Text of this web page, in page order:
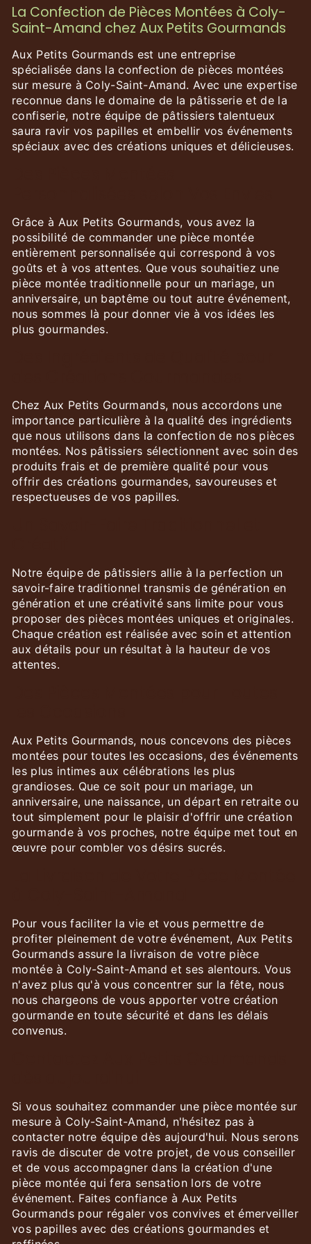
La Confection de Pièces Montées à Coly-
Saint-Amand chez Aux Petits Gourmands
Aux Petits Gourmands est une entreprise
spécialisée dans la confection de pièces montées
sur mesure à Coly-Saint-Amand. Avec une expertise
reconnue dans le domaine de la pâtisserie et de la
confiserie, notre équipe de pâtissiers talentueux
saura ravir vos papilles et embellir vos événements
spéciaux avec des créations uniques et délicieuses.
Grâce à Aux Petits Gourmands, vous avez la
possibilité de commander une pièce montée
entièrement personnalisée qui correspond à vos
goûts et à vos attentes. Que vous souhaitiez une
pièce montée traditionnelle pour un mariage, un
anniversaire, un baptême ou tout autre événement,
nous sommes là pour donner vie à vos idées les
plus gourmandes.
Chez Aux Petits Gourmands, nous accordons une
importance particulière à la qualité des ingrédients
que nous utilisons dans la confection de nos pièces
montées. Nos pâtissiers sélectionnent avec soin des
produits frais et de première qualité pour vous
offrir des créations gourmandes, savoureuses et
respectueuses de vos papilles.
Notre équipe de pâtissiers allie à la perfection un
savoir-faire traditionnel transmis de génération en
génération et une créativité sans limite pour vous
proposer des pièces montées uniques et originales.
Chaque création est réalisée avec soin et attention
aux détails pour un résultat à la hauteur de vos
attentes.
Aux Petits Gourmands, nous concevons des pièces
montées pour toutes les occasions, des événements
les plus intimes aux célébrations les plus
grandioses. Que ce soit pour un mariage, un
anniversaire, une naissance, un départ en retraite ou
tout simplement pour le plaisir d'offrir une création
gourmande à vos proches, notre équipe met tout en
œuvre pour combler vos désirs sucrés.
Pour vous faciliter la vie et vous permettre de
profiter pleinement de votre événement, Aux Petits
Gourmands assure la livraison de votre pièce
montée à Coly-Saint-Amand et ses alentours. Vous
n'avez plus qu'à vous concentrer sur la fête, nous
nous chargeons de vous apporter votre création
gourmande en toute sécurité et dans les délais
convenus.
Si vous souhaitez commander une pièce montée sur
mesure à Coly-Saint-Amand, n'hésitez pas à
contacter notre équipe dès aujourd'hui. Nous serons
ravis de discuter de votre projet, de vous conseiller
et de vous accompagner dans la création d'une
pièce montée qui fera sensation lors de votre
événement. Faites confiance à Aux Petits
Gourmands pour régaler vos convives et émerveiller
vos papilles avec des créations gourmandes et